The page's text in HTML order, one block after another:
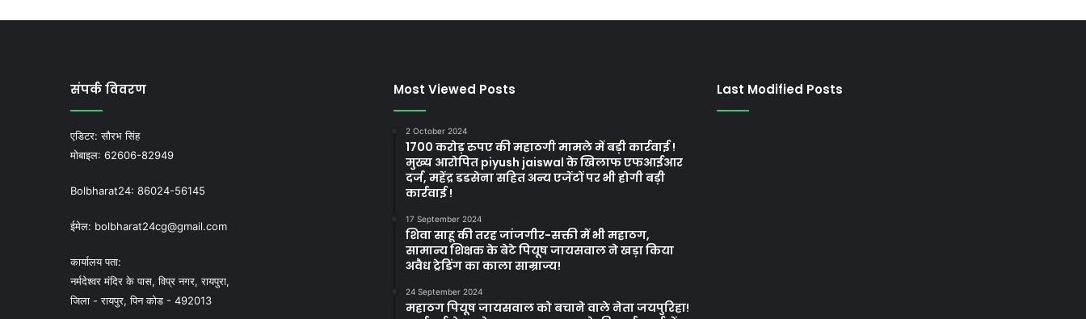
संपर्क विवरण
एडिटर:सौरभ सिंह
मोबाइल: 62606-82949
Bolbharat24: 86024-56145
ईमेल: bolbharat24cg@gmail.com
कार्यालय पता:
नर्मदेश्वर मंदिर के पास, विप्र नगर, रायपुरा,
जिला - रायपुर, पिन कोड - 492013
Most Viewed Posts
2 October 2024
1700 करोड़ रुपए की महाठगी मामले में बड़ी कार्रवाई !
मुख्य आरोपित piyush jaiswal के खिलाफ एफआईआर
दर्ज, महेंद्र डडसेना सहित अन्य एजेंटों पर भी होगी बड़ी
कार्रवाई !
17 September 2024
शिवा साहू की तरह जांजगीर-सक्ती में भी महाठग,
सामान्य शिक्षक के बेटे पियूष जायसवाल ने खड़ा किया
अवैध ट्रेडिंग का काला साम्राज्य!
24 September 2024
महाठग पियूष जायसवाल को बचाने वाले नेता जयपुरिहा!
Last Modified Posts